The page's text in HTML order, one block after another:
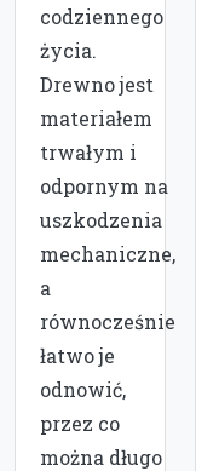
codziennego
życia.
Drewno jest
materiałem
trwałym i
odpornym na
uszkodzenia
mechaniczne,
a
równocześnie
łatwo je
odnowić,
przez co
można długo